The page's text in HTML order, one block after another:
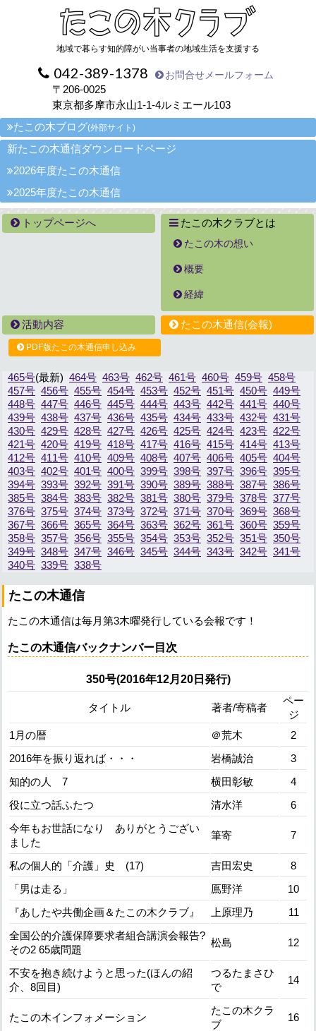
地域で暮らす知的障がい当事者の地域生活を支援する
042-389-1378 お問合せメールフォーム
〒206-0025
東京都多摩市永山1-1-4ルミエール103
たこの木ブログ(外部サイト)
新たこの木通信ダウンロードページ
2026年度たこの木通信
2025年度たこの木通信
トップページへ たこの木クラブとは
たこの木の想い
概要
経緯
活動内容 たこの木通信(会報)
PDF版たこの木通信申し込み
465号 464号 463号 462号 461号 460号 459号 458号
457号 456号 455号 454号 453号 452号 451号 450号 449号
448号 447号 446号 445号 444号 443号 442号 441号 440号
439号 438号 437号 436号 435号 434号 433号 432号 431号
430号 429号 428号 427号 426号 425号 424号 423号 422号
421号 420号 419号 418号 417号 416号 415号 414号 413号
412号 411号 410号 409号 408号 407号 406号 405号 404号
403号 402号 401号 400号 399号 398号 397号 396号 395号
394号 393号 392号 391号 390号 389号 388号 387号 386号
385号 384号 383号 382号 381号 380号 379号 378号 377号
376号 375号 374号 373号 372号 371号 370号 369号 368号
367号 366号 365号 364号 363号 362号 361号 360号 359号
358号 357号 356号 355号 354号 353号 352号 351号 350号
349号 348号 347号 346号 345号 344号 343号 342号 341号
340号 339号 338号
たこの木通信
たこの木通信は毎月第3木曜発行している会報です！
たこの木通信バックナンバー目次
350号(2016年12月20日発行)
タイトル 著者/寄稿者
ペー
ジ
1月の暦
＠荒木
2
2016年を振り返れば・・・
岩橋誠治
3
知的の人 7
横田彰敏
4
役に立つ話ふたつ
清水洋
6
今年もお世話になり ありがとうござい
ました
筆寄 7
私の個人的「介護」史 (17) 吉田宏史
8
「男は走る」
鳫野洋
10
『あしたや共働企画＆たこの木クラブ』
上原理乃
11
全国公的介護保障要求者組合講演会報告?
その2 65歳問題
松島 12
不安を抱き続けようと思った(ほんの紹
介、8回目)
つるたまさひ
で
14
たこの木インフォメーション
たこの木クラ
ブ
16